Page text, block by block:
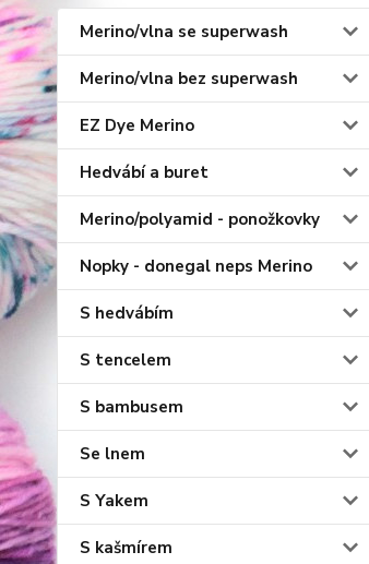
Merino/vlna se superwash
Merino/vlna bez superwash
EZ Dye Merino
Hedvábí a buret
Merino/polyamid - ponožkovky
Nopky - donegal neps Merino
S hedvábím
S tencelem
S bambusem
Se lnem
S Yakem
S kašmírem